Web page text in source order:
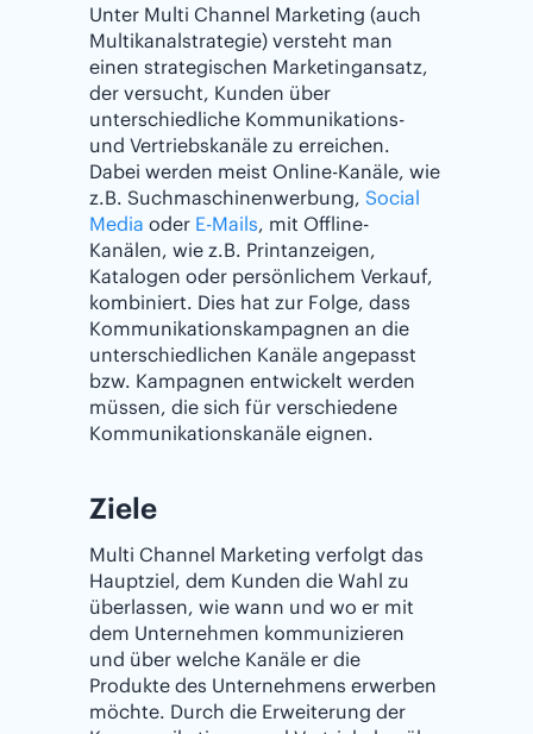
Unter Multi Channel Marketing (auch
Multikanalstrategie) versteht man
einen strategischen Marketingansatz,
der versucht, Kunden über
unterschiedliche Kommunikations-
und Vertriebskanäle zu erreichen.
Dabei werden meist Online-Kanäle, wie
z.B. Suchmaschinenwerbung, Social
Media oder E-Mails, mit Offline-
Kanälen, wie z.B. Printanzeigen,
Katalogen oder persönlichem Verkauf,
kombiniert. Dies hat zur Folge, dass
Kommunikationskampagnen an die
unterschiedlichen Kanäle angepasst
bzw. Kampagnen entwickelt werden
müssen, die sich für verschiedene
Kommunikationskanäle eignen.
Ziele
Multi Channel Marketing verfolgt das
Hauptziel, dem Kunden die Wahl zu
überlassen, wie wann und wo er mit
dem Unternehmen kommunizieren
und über welche Kanäle er die
Produkte des Unternehmens erwerben
möchte. Durch die Erweiterung der